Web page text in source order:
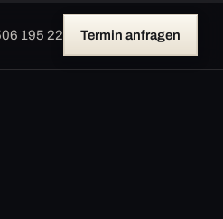
195 22 Termin anfragen